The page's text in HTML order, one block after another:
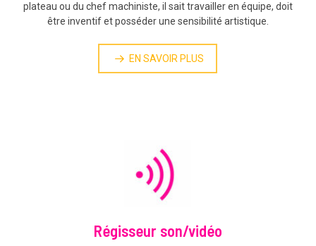
plateau ou du chef machiniste, il sait travailler en équipe, doit
être inventif et posséder une sensibilité artistique.
EN SAVOIR PLUS
Régisseur son/vidéo